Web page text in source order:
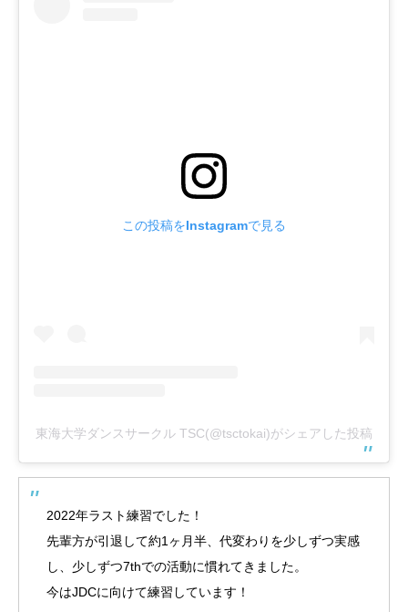
この投稿をInstagramで見る
東海大学ダンスサークル TSC(@tsctokai)がシェアした投稿
2022年ラスト練習でした！
先輩方が引退して約1ヶ月半、代変わりを少しずつ実感
し、少しずつ7thでの活動に慣れてきました。
今はJDCに向けて練習しています！